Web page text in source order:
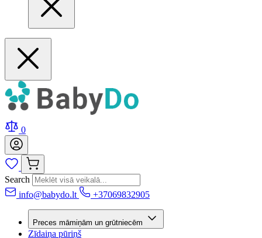
0
Search
info@babydo.lt
+37069832905
Preces māmiņām un grūtniecēm
Zīdaiņa pūriņš